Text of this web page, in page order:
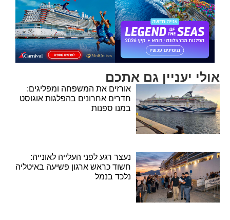
אולי יעניין גם אתכם
אורזים את המשפחה ומפליגים:
חדרים אחרונים בהפלגות אוגוסט
במנו ספנות
נעצר רגע לפני העלייה לאונייה:
חשוד כראש ארגון פשיעה באיטליה
נלכד בנמל